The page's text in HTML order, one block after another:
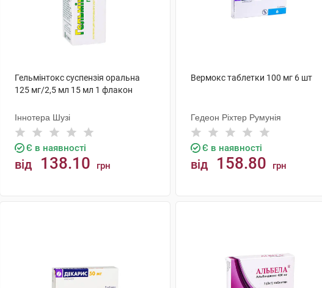
Гельмінтокс суспензія оральна
125 мг/2,5 мл 15 мл 1 флакон
Іннотера Шузі
Є в наявності
від 138.10 грн
Вермокс таблетки 100 мг 6 шт
Гедеон Ріхтер Румунія
Є в наявності
від 158.80 грн